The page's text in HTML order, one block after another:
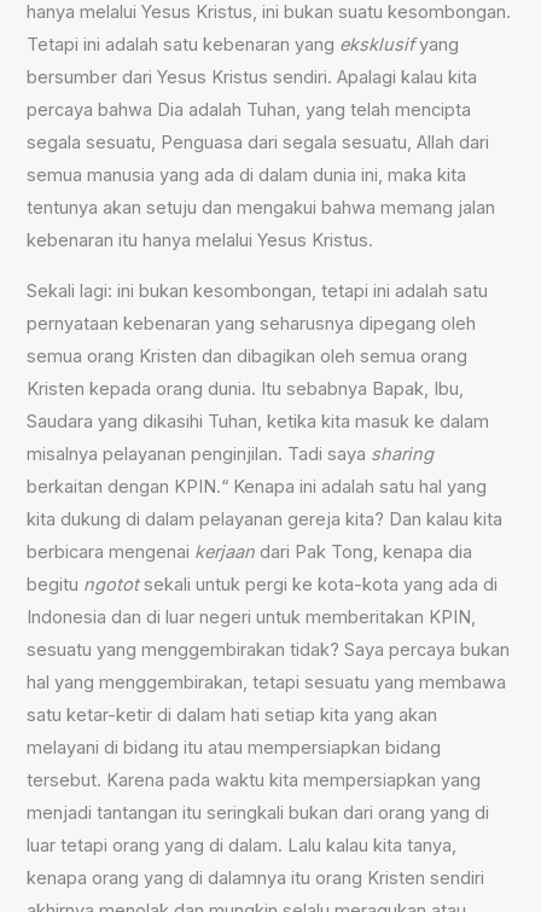
hanya melalui Yesus Kristus, ini bukan suatu kesombongan.
Tetapi ini adalah satu kebenaran yang eksklusifyang
bersumber dari Yesus Kristus sendiri. Apalagi kalau kita
percaya bahwa Dia adalah Tuhan, yang telah mencipta
segala sesuatu, Penguasa dari segala sesuatu, Allah dari
semua manusia yang ada di dalam dunia ini, maka kita
tentunya akan setuju dan mengakui bahwa memang jalan
kebenaran itu hanya melalui Yesus Kristus.
Sekali lagi: ini bukan kesombongan, tetapi ini adalah satu
pernyataan kebenaran yang seharusnya dipegang oleh
semua orang Kristen dan dibagikan oleh semua orang
Kristen kepada orang dunia. Itu sebabnya Bapak, Ibu,
Saudara yang dikasihi Tuhan, ketika kita masuk ke dalam
misalnya pelayanan penginjilan. Tadi saya sharing
berkaitan dengan KPIN.“ Kenapa ini adalah satu hal yang
kita dukung di dalam pelayanan gereja kita? Dan kalau kita
berbicara mengenai kerjaan dari Pak Tong, kenapa dia
begitu ngototsekali untuk pergi ke kota-kota yang ada di
Indonesia dan di luar negeri untuk memberitakan KPIN,
sesuatu yang menggembirakan tidak? Saya percaya bukan
hal yang menggembirakan, tetapi sesuatu yang membawa
satu ketar-ketir di dalam hati setiap kita yang akan
melayani di bidang itu atau mempersiapkan bidang
tersebut. Karena pada waktu kita mempersiapkan yang
menjadi tantangan itu seringkali bukan dari orang yang di
luar tetapi orang yang di dalam. Lalu kalau kita tanya,
kenapa orang yang di dalamnya itu orang Kristen sendiri